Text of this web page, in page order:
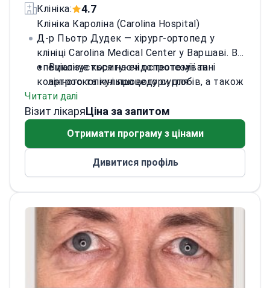
Клініка:
4.7
Клініка Кароліна (Carolina Hospital)
Д-р Пьотр Дудек — хірург-ортопед у
клініці Carolina Medical Center у Варшаві. Він
спеціалізується на ендопротезуванні
колінного та кульшового суглобів, а також
на складній реконструктивній хірургії. Д-р
Дудек пройшов клінічні стажування у
науковим співробітником у Медичному
Виконує коригуючі остеотомії та
артроскопічні процедури для
відновлення колінного суглоба.
Лікує перипротезні інфекції та
суглобів.
лікуванні нейропатій, таких як синдром
Medical Centre of Excellence та клініці,
сертифікованій за стандартом ISO.
Читати далі
Візит лікаряЦіна за запитом
Отримати програму з цінами
Дивитися профіль